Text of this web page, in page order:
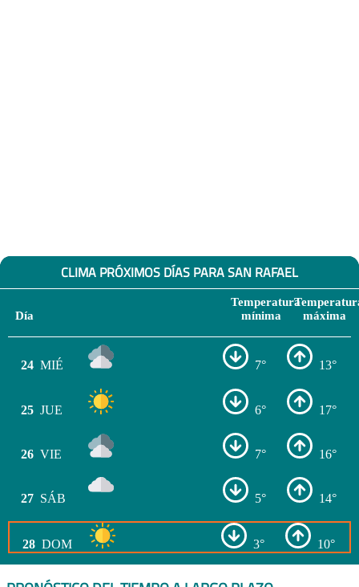
CLIMA PRÓXIMOS DÍAS PARA SAN RAFAEL
Día
Temperatura
mínima
máxima
24 MIÉ 7° 13°
25 JUE 6° 17°
26 VIE 7° 16°
27 SÁB 5° 14°
28 DOM 3° 10°